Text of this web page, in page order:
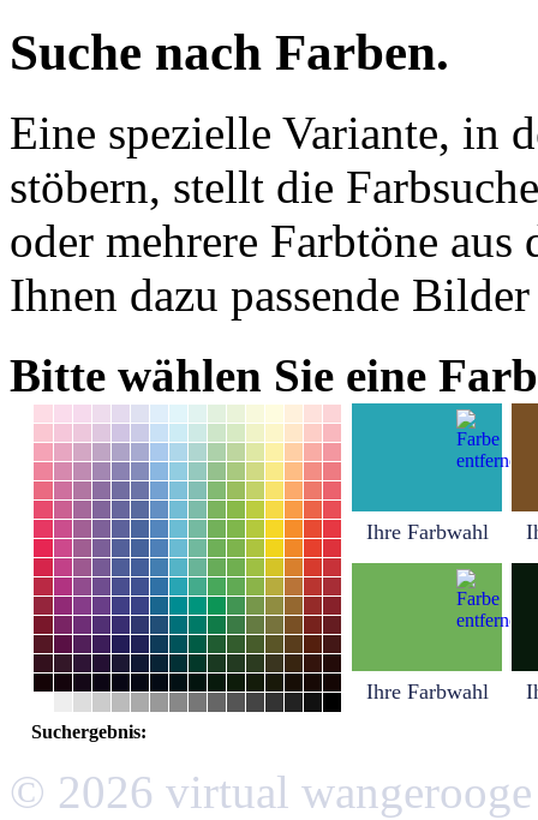
Suche nach Farben.
Eine spezielle Variante, in
stöbern, stellt die
oder mehrere Farbtöne
Ihnen dazu passende
Bitte wählen Sie eine
Ihre Farbwahl
Ihre Farbwahl
Suchergebnis:
© 2026 virtual wangerooge